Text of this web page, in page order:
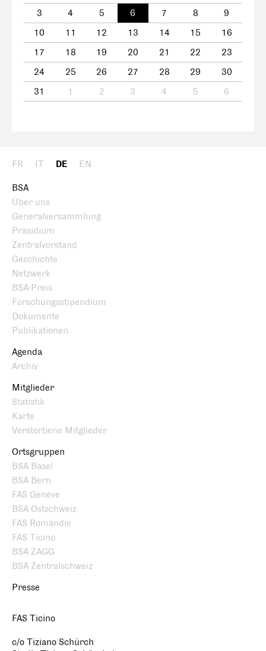
3
4 5 6 7 8
9
10
11 12 13 14 15
16
17
18 19 20 21 22
23
24
25 26 27 28 29
30
31
1 2 3 4 5 6
FR IT DE EN
BSA
Über uns
Generalversammlung
Präsidium
Zentralvorstand
Geschichte
Netzwerk
BSA-Preis
Forschungsstipendium
Dokumente
Publikationen
Agenda
Archiv
Mitglieder
Statistik
Karte
Verstorbene Mitglieder
Ortsgruppen
BSA Basel
BSA Bern
FAS Genève
BSA Ostschweiz
FAS Romandie
FAS Ticino
BSA ZAGG
BSA Zentralschweiz
Presse
FAS Ticino
c/o Tiziano Schürch